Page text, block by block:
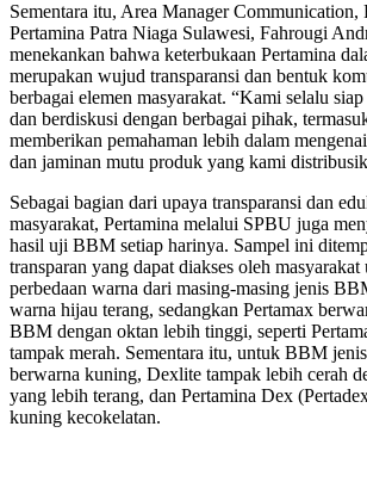
Sementara itu, Area Manager Communication,
Pertamina Patra Niaga Sulawesi, Fahrougi
menekankan bahwa keterbukaan Pertamina
merupakan wujud transparansi dan bentuk
berbagai elemen masyarakat. “Kami selalu
dan berdiskusi dengan berbagai pihak,
memberikan pemahaman lebih dalam
dan jaminan mutu produk yang kami
Sebagai bagian dari upaya transparansi dan
masyarakat, Pertamina melalui SPBU juga
hasil uji BBM setiap harinya. Sampel ini
transparan yang dapat diakses oleh
perbedaan warna dari masing-masing jenis
warna hijau terang, sedangkan Pertamax
BBM dengan oktan lebih tinggi, seperti
tampak merah. Sementara itu, untuk BBM
berwarna kuning, Dexlite tampak lebih cerah
yang lebih terang, dan Pertamina Dex
kuning kecokelatan.